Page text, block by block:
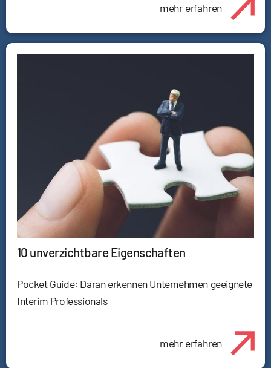
mehr erfahren
10 unverzichtbare Eigenschaften
Pocket Guide: Daran erkennen Unternehmen geeignete
Interim Professionals
mehr erfahren